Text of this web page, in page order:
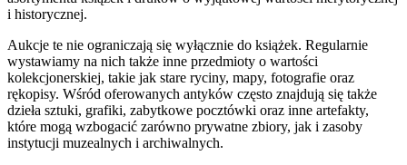
i historycznej.
Aukcje te nie ograniczają się wyłącznie do książek. Regularnie
wystawiamy na nich także inne przedmioty o wartości
kolekcjonerskiej, takie jak stare ryciny, mapy, fotografie oraz
rękopisy. Wśród oferowanych antyków często znajdują się także
dzieła sztuki, grafiki, zabytkowe pocztówki oraz inne artefakty,
które mogą wzbogacić zarówno prywatne zbiory, jak i zasoby
instytucji muzealnych i archiwalnych.